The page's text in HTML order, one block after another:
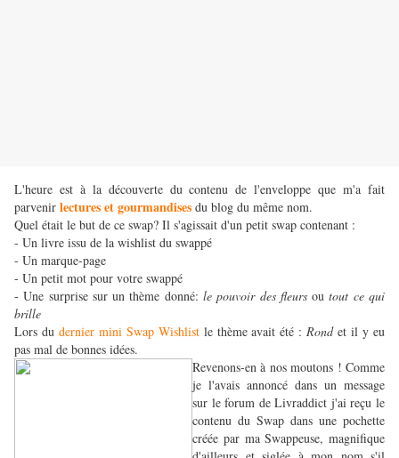
L'heure est à la découverte du contenu de l'enveloppe que m'a fait
parvenir lectures et gourmandises du blog du même nom.
Quel était le but de ce swap? Il s'agissait d'un petit swap contenant :
- Un livre issu de la wishlist du swappé
- Un marque-page
- Un petit mot pour votre swappé
- Une surprise sur un thème donné: le pouvoir des fleursoutout ce qui
brille
Lors du dernier mini Swap Wishlistle thème avait été :Rondet il y eu
pas mal de bonnes idées.
Revenons-en à nos moutons ! Comme
je l'avais annoncé dans un message
sur le forum de Livraddict j'ai reçu le
contenu du Swap dans une pochette
créée par ma Swappeuse, magnifique